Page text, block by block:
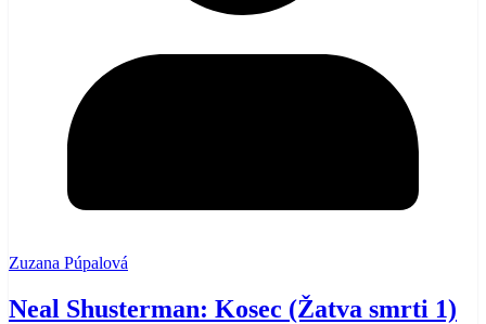
Zuzana Púpalová
Neal Shusterman: Kosec (Žatva smrti 1)